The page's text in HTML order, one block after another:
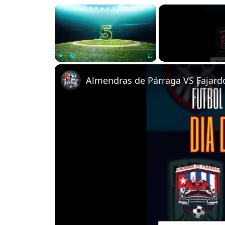
×
Almendras de Párraga VS